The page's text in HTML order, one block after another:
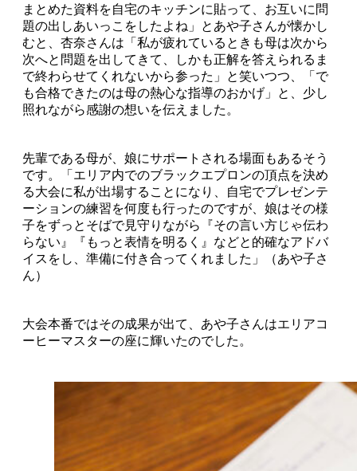
まとめた資料を自宅のキッチンに貼って、お互いに問
題の出しあいっこをしたよね」とあや子さんが懐かし
むと、杏奈さんは「私が疲れているときも母は次から
次へと問題を出してきて、しかも正解を答えられるま
で終わらせてくれないから参った」と笑いつつ、「で
も合格できたのは母の熱心な指導のおかげ」と、少し
照れながら感謝の想いを伝えました。
先輩である母が、娘にサポートされる場面もあるそう
です。「エリア内でのブラックエプロンの頂点を決め
る大会に私が出場することになり、自宅でプレゼンテ
ーションの練習を何度も行ったのですが、娘はその様
子をずっとそばで見守りながら『その言い方じゃ伝わ
らない』『もっと表情を明るく』などと的確なアドバ
イスをし、準備に付き合ってくれました」（あや子さ
ん）
大会本番ではその成果が出て、あや子さんはエリアコ
ーヒーマスターの座に輝いたのでした。